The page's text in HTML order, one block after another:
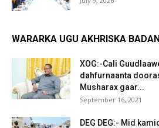
WARARKA UGU AKHRISKA
XOG:-Cali
dahfurnaanta
Musharax gaar...
September 16, 2021
DEG DEG:- Mid